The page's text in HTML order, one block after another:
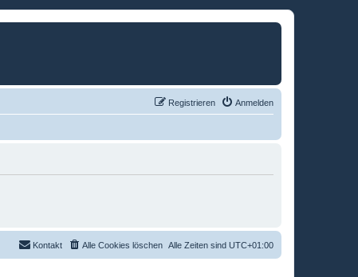
Anmelden
Registrieren
Alle Zeiten sind UTC+01:00
Alle Cookies löschen
Kontakt